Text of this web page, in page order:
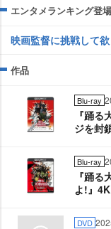
エンタメランキング登
映画監督に挑戦して
作品
Blu-ray
『踊
ジを封
Blu-ray
『踊
よ!』
DVD